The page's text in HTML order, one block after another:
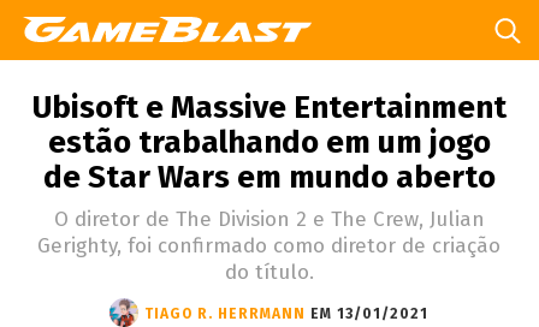
Ubisoft e Massive Entertainment
estão trabalhando em um jogo
de Star Wars em mundo aberto
O diretor de The Division 2 e The Crew, Julian
Gerighty, foi confirmado como diretor de criação
do título.
TIAGO R. HERRMANN EM 13/01/2021